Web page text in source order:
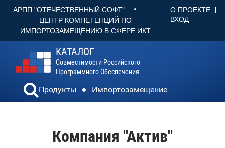
АРПП "ОТЕЧЕСТВЕННЫЙ СОФТ" •
ЦЕНТР КОМПЕТЕНЦИЙ ПО
ИМПОРТОЗАМЕЩЕНИЮ В СФЕРЕ ИКТ
О ПРОЕКТЕ
ВХОД
КАТАЛОГ
Совместимости Российского
Программного Обеспечения
Продукты Импортозамещение
Компания "Актив"